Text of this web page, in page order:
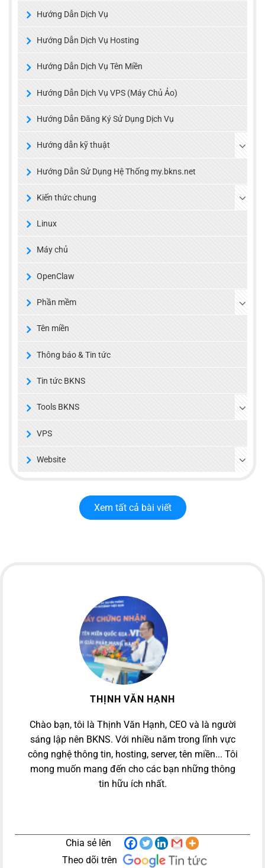
Hướng Dẫn Dịch Vụ
Hướng Dẫn Dịch Vụ Hosting
Hướng Dẫn Dịch Vụ Tên Miền
Hướng Dẫn Dịch Vụ VPS (Máy Chủ Ảo)
Hướng Dẫn Đăng Ký Sử Dụng Dịch Vụ
Hướng dẫn kỹ thuật
Hướng Dẫn Sử Dụng Hệ Thống my.bkns.net
Kiến thức chung
Linux
Máy chủ
OpenClaw
Phần mềm
Tên miền
Thông báo & Tin tức
Tin tức BKNS
Tools BKNS
VPS
Website
Xem tất cả bài viết
THỊNH VĂN HẠNH
Chào bạn, tôi là Thịnh Văn Hạnh, CEO và là người
sáng lập nên BKNS. Với nhiều năm trong lĩnh vực
công nghệ thông tin, hosting, server, tên miền... Tôi
mong muốn mang đến cho các bạn những thông
tin hữu ích nhất.
Chia sẻ lên
Theo dõi trên